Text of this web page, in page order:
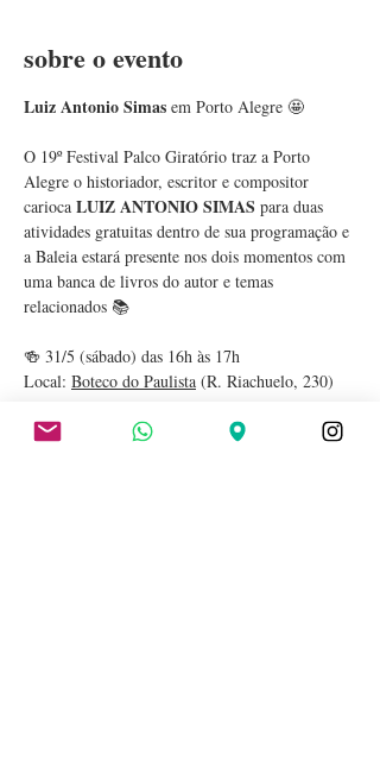
sobre o evento
Luiz Antonio Simas em Porto Alegre 🤩
O 19º Festival Palco Giratório traz a Porto
Alegre o historiador, escritor e compositor
carioca LUIZ ANTONIO SIMAS para duas
atividades gratuitas dentro de sua programação e
a Baleia estará presente nos dois momentos com
uma banca de livros do autor e temas
relacionados 📚
🍻 31/5 (sábado) das 16h às 17h
Local: Boteco do Paulista (R. Riachuelo, 230)
AULA ABERTA com Luiz Antonio Simas